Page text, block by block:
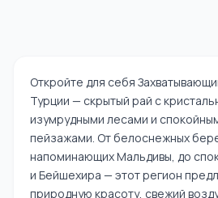
Откройте для себя
Турции — скрытый рай с
изумрудными лесами и
пейзажами. От белоснежных
напоминающих Мальдивы, до
и Бейшехира — этот регион
природную красоту, свежий